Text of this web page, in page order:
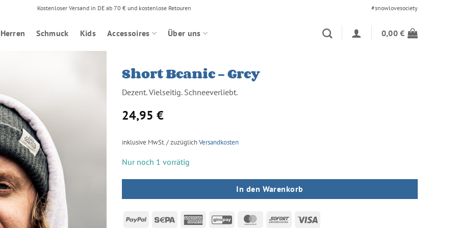
Kostenloser Versand in DE ab 70 € und kostenlose Retouren #snowlovesociety
Herren Schmuck Kids Accessoires Über uns 0,00€
Short Beanie – Grey
Dezent. Vielseitig. Schneeverliebt.
24,95 €
inklusive MwSt. / zuzüglichVersandkosten
Nur noch 1 vorrätig
In den Warenkorb
PayPal Sepa
AmericanGiroPay MasterCardSofort Visa